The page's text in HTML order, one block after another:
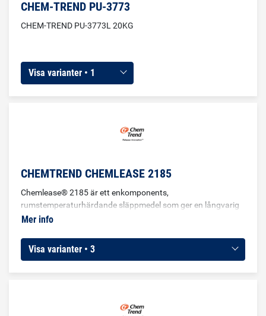
CHEM-TREND PU-3773
CHEM-TREND PU-3773L 20KG
Visa varianter • 1
CHEMTREND CHEMLEASE 2185
Chemlease® 2185 är ett enkomponents,
rumstemperaturhärdande släppmedel som ger en långvarig
släppfilm. Används i formar där man använt vax
Mer info
Visa varianter • 3